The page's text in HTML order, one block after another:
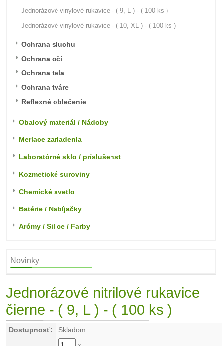
Jednorázové vinylové rukavice - ( 9, L ) - ( 100 ks )
Jednorázové vinylové rukavice - ( 10, XL ) - ( 100 ks )
Ochrana sluchu
Ochrana očí
Ochrana tela
Ochrana tváre
Reflexné oblečenie
Obalový materiál / Nádoby
Meriace zariadenia
Laboratórné sklo / príslušenst
Kozmetické suroviny
Chemické svetlo
Batérie / Nabíjačky
Arómy / Silice / Farby
Novinky
Jednorázové nitrilové rukavice
čierne - ( 9, L ) - ( 100 ks )
Dostupnosť: Skladom